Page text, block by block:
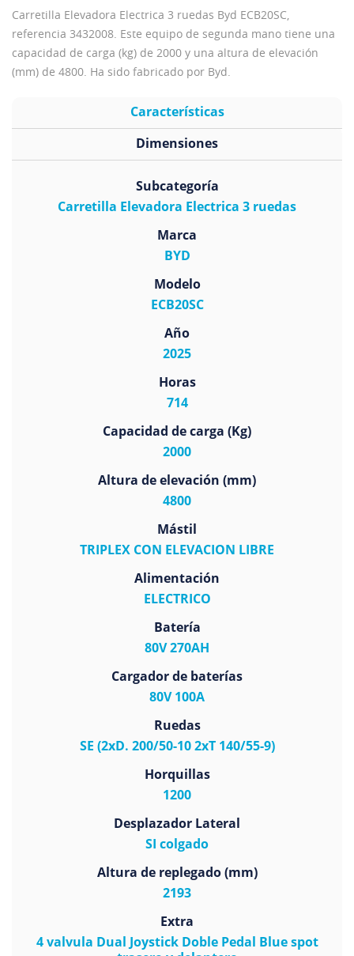
Carretilla Elevadora Electrica 3 ruedas Byd ECB20SC,
referencia 3432008. Este equipo de segunda mano tiene una
capacidad de carga (kg) de 2000 y una altura de elevación
(mm) de 4800. Ha sido fabricado por Byd.
Características
Subcategoría
Carretilla Elevadora Electrica 3 ruedas
Marca
BYD
Modelo
ECB20SC
Año
2025
Horas
714
Capacidad de carga (Kg)
2000
Altura de elevación (mm)
4800
Mástil
TRIPLEX CON ELEVACION LIBRE
Alimentación
ELECTRICO
Batería
80V 270AH
Cargador de baterías
80V 100A
Ruedas
SE (2xD. 200/50-10 2xT 140/55-9)
Horquillas
1200
Desplazador Lateral
SI colgado
Altura de replegado (mm)
2193
Extra
4 valvula Dual Joystick Doble Pedal Blue spot
Dimensiones